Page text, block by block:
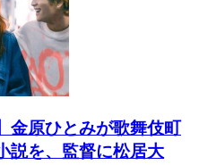
金原ひとみが歌舞伎町
説を、監督に松居大